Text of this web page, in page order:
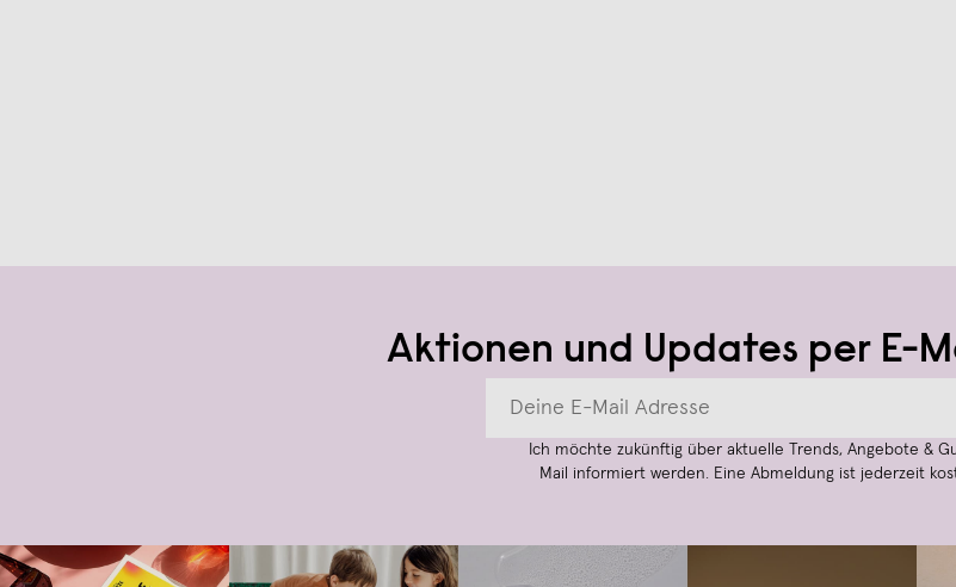
Aktionen und Updates per E-
Ich möchte zukünftig über aktuelle Trends, Angebote &
Mail informiert werden. Eine Abmeldung ist jederzeit